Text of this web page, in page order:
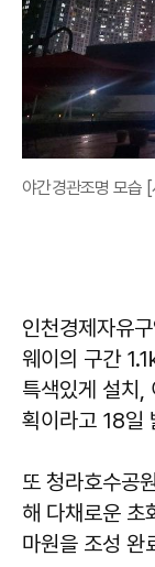
야간경관조명 모습
인천경제자유
웨이의 구간
특색있게 설치,
획이라고 18일
또 청라호수공
해 다채로운
마원을 조성 완